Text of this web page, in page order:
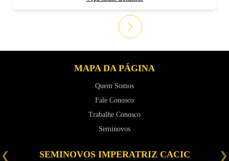
MAPA DA PÁGINA
Quem Somos
Fale Conosco
Trabalhe Conosco
Seminovos
SEMINOVOS IMPERATRIZ CACIC